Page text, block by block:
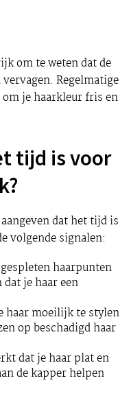
om te weten dat de
Regelmatige
je haarkleur fris en
tijd is voor
dat het tijd is
volgende signalen:
haarpunten
je haar een
haar moeilijk te stylen
op beschadigd haar
dat je haar plat en
de kapper helpen